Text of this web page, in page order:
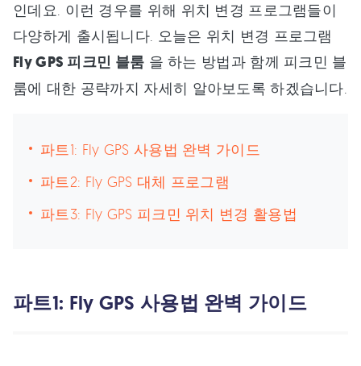
인데요. 이런 경우를 위해 위치 변경 프로그램들이
다양하게 출시됩니다. 오늘은 위치 변경 프로그램
Fly GPS 피크민 블룸 을 하는 방법과 함께 피크민 블
룸에 대한 공략까지 자세히 알아보도록 하겠습니다.
파트1: Fly GPS 사용법 완벽 가이드
파트2: Fly GPS 대체 프로그램
파트3: Fly GPS 피크민 위치 변경 활용법
파트1: Fly GPS 사용법 완벽 가이드